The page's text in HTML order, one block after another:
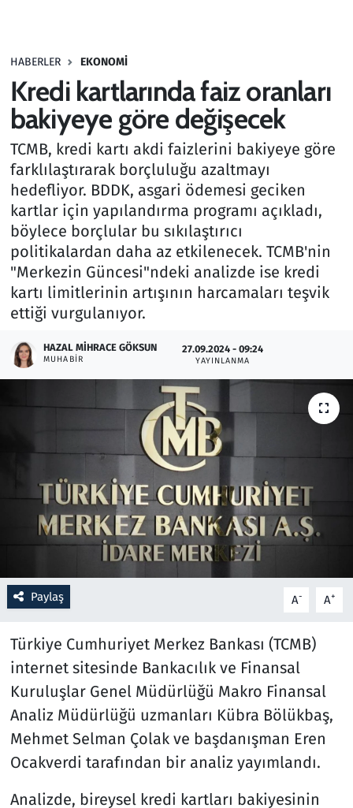
HABERLER EKONOMI
Kredi kartlarında faiz oranları
bakiyeye göre değişecek
TCMB, kredi kartı akdi faizlerini bakiyeye göre
farklılaştırarak borçluluğu azaltmayı
hedefliyor. BDDK, asgari ödemesi geciken
kartlar için yapılandırma programı açıkladı,
böylece borçlular bu sıkılaştırıcı
politikalardan daha az etkilenecek. TCMB'nin
"Merkezin Güncesi"ndeki analizde ise kredi
kartı limitlerinin artışının harcamaları teşvik
ettiği vurgulanıyor.
HAZAL MIHRACE GÖKSUN
MUHABIR
27.09.2024 - 09:24
YAYINLANMA
Paylaş A- A+
Türkiye Cumhuriyet Merkez Bankası (TCMB)
internet sitesinde Bankacılık ve Finansal
Kuruluşlar Genel Müdürlüğü Makro Finansal
Analiz Müdürlüğü uzmanları Kübra Bölükbaş,
Mehmet Selman Çolak ve başdanışman Eren
Ocakverdi tarafından bir analiz yayımlandı.
Analizde, bireysel kredi kartları bakiyesinin
Haber
Kültür Sanat
Kurumsal Haberler
Lezzet Durağı
Memur ve Kamu
Otomobil
Oyun
Ramazan
Rüya Tabirleri
Savunma Sanayi
Seçim 2023
Spor
Televizyon